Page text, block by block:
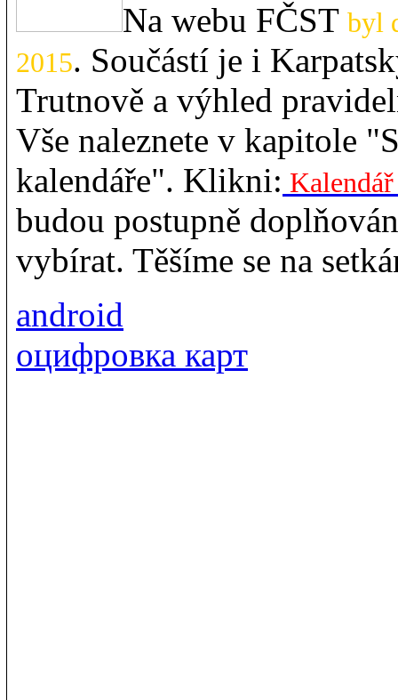
Na webu FČST byl
2015. Součástí je i
Trutnově a výhled
Vše naleznete v kapitole
kalendáře". Klikni:
budou postupně
vybírat. Těšíme se na
android
оцифровка карт